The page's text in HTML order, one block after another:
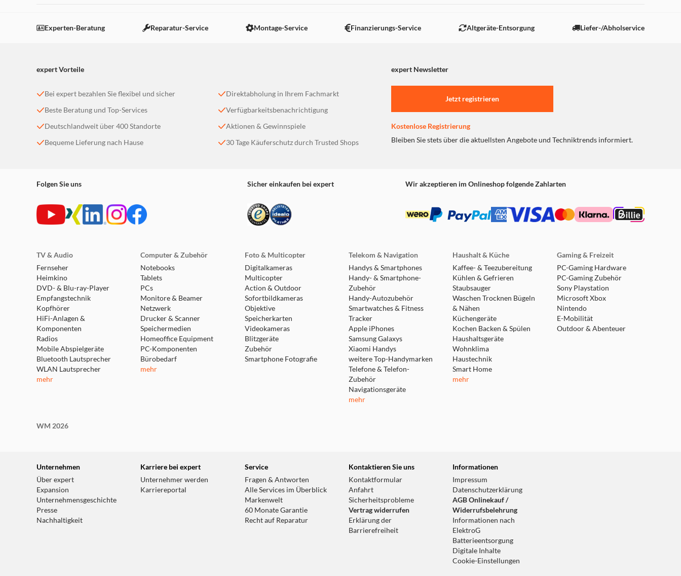
Experten-Beratung Reparatur-Service Montage-Service Finanzierungs-Service Altgeräte-Entsorgung Liefer-/Abholservice
expert Vorteile expert Newsletter
Bei expert bezahlen Sie flexibel und sicher
Beste Beratung und Top-Services
Deutschlandweit über 400 Standorte
Bequeme Lieferung nach Hause
Direktabholung in Ihrem Fachmarkt
Verfügbarkeitsbenachrichtigung
Aktionen & Gewinnspiele
30 Tage Käuferschutz durch Trusted Shops
Jetzt registrieren
Kostenlose Registrierung
Bleiben Sie stets über die aktuellsten Angebote und Techniktrends informiert.
Folgen Sie uns Sicher einkaufen bei expert Wir akzeptieren im Onlineshop folgende Zahlarten
TV & Audio
Fernseher
Heimkino
DVD- & Blu-ray-Player
Empfangstechnik
Kopfhörer
HiFi-Anlagen &
Komponenten
Radios
Mobile Abspielgeräte
Bluetooth Lautsprecher
WLAN Lautsprecher
mehr
Computer & Zubehör
Notebooks
Tablets
PCs
Monitore & Beamer
Netzwerk
Drucker & Scanner
Speichermedien
Homeoffice Equipment
PC-Komponenten
Bürobedarf
mehr
Foto & Multicopter
Digitalkameras
Multicopter
Action & Outdoor
Sofortbildkameras
Objektive
Speicherkarten
Videokameras
Blitzgeräte
Zubehör
Smartphone Fotografie
Telekom & Navigation
Handys & Smartphones
Handy- & Smartphone-
Zubehör
Handy-Autozubehör
Smartwatches & Fitness
Tracker
Apple iPhones
Samsung Galaxys
Xiaomi Handys
weitere Top-Handymarken
Telefone & Telefon-
Zubehör
Navigationsgeräte
mehr
Haushalt & Küche
Kaffee- & Teezubereitung
Kühlen & Gefrieren
Staubsauger
Waschen Trocknen Bügeln
& Nähen
Küchengeräte
Kochen Backen & Spülen
Haushaltsgeräte
Wohnklima
Haustechnik
Smart Home
mehr
Gaming & Freizeit
PC-Gaming Hardware
PC-Gaming Zubehör
Sony Playstation
Microsoft Xbox
Nintendo
E-Mobilität
Outdoor & Abenteuer
WM 2026
Unternehmen
Über expert
Expansion
Unternehmensgeschichte
Presse
Nachhaltigkeit
Karriere bei expert
Unternehmer werden
Karriereportal
Service
Fragen & Antworten
Alle Services im Überblick
Markenwelt
60 Monate Garantie
Recht auf Reparatur
Kontaktieren Sie uns
Kontaktformular
Anfahrt
Sicherheitsprobleme
Vertrag widerrufen
Erklärung der
Barrierefreiheit
Informationen
Impressum
Datenschutzerklärung
AGB Onlinekauf /
Widerrufsbelehrung
Informationen nach
ElektroG
Batterieentsorgung
Digitale Inhalte
Cookie-Einstellungen